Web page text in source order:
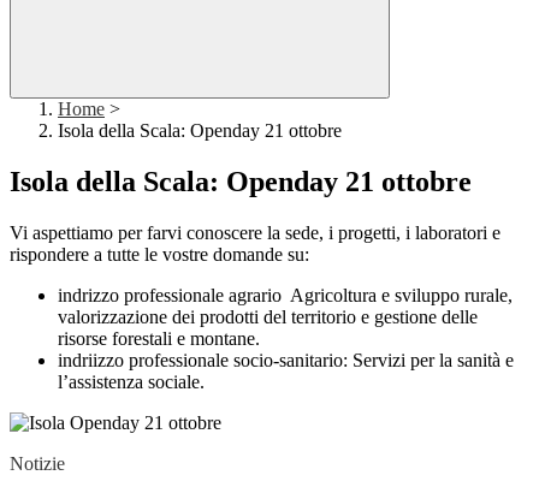
Home >
Isola della Scala: Openday 21 ottobre
Isola della Scala: Openday 21 ottobre
Vi aspettiamo per farvi conoscere la sede, i progetti, i laboratori e
rispondere a tutte le vostre domande su:
indrizzo professionale agrario Agricoltura e sviluppo rurale,
valorizzazione dei prodotti del territorio e gestione delle
risorse forestali e montane.
indriizzo professionale socio-sanitario: Servizi per la sanità e
l’assistenza sociale.
Notizie